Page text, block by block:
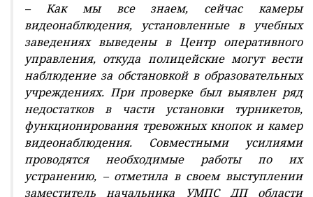
– Как мы все знаем, сейчас камеры
видеонаблюдения, установленные в учебных
заведениях выведены в Центр оперативного
управления, откуда полицейские могут вести
наблюдение за обстановкой в образовательных
учреждениях. При проверке был выявлен ряд
недостатков в части установки турникетов,
функционирования тревожных кнопок и камер
видеонаблюдения. Совместными усилиями
проводятся необходимые работы по их
устранению, – отметила в своем выступлении
заместитель начальника УМПС ДП области